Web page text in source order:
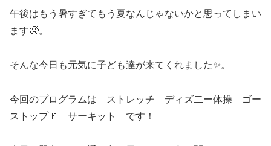
午後はもう暑すぎてもう夏なんじゃないかと思ってしまい
ます🥵。
そんな今日も元気に子ども達が来てくれました✨。
今回のプログラムは ストレッチ ディズ二ー体操 ゴー
ストップ🚩 サーキット です！